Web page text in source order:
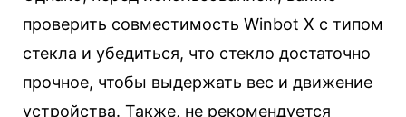
проверить совместимость Winbot X с типом
стекла и убедиться, что стекло достаточно
прочное, чтобы выдержать вес и движение
устройства. Также, не рекомендуется